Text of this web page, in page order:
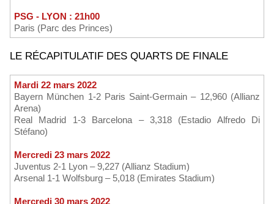
PSG - LYON : 21h00
Paris (Parc des Princes)
LE RÉCAPITULATIF DES QUARTS DE FINALE
Mardi 22 mars 2022
Bayern München 1-2 Paris Saint-Germain – 12,960 (Allianz
Arena)
Real Madrid 1-3 Barcelona – 3,318 (Estadio Alfredo Di
Stéfano)
Mercredi 23 mars 2022
Juventus 2-1 Lyon – 9,227 (Allianz Stadium)
Arsenal 1-1 Wolfsburg – 5,018 (Emirates Stadium)
Mercredi 30 mars 2022